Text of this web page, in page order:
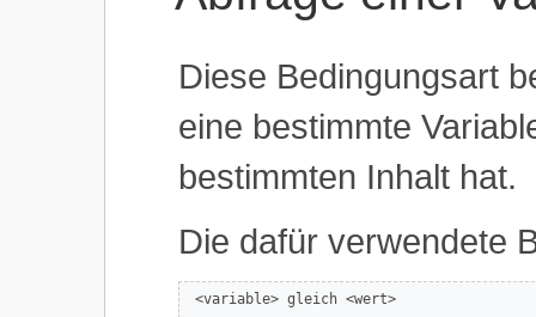
Diese Bedingungsart
eine bestimmte
bestimmten Inhalt hat.
Die dafür verwendete
<variable> gleich <wert>